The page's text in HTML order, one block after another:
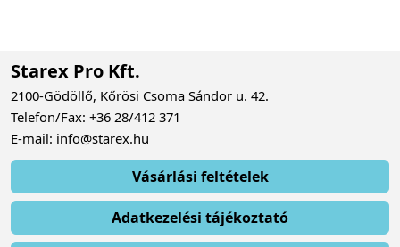
Starex Pro Kft.
2100-Gödöllő, Kőrösi Csoma Sándor u. 42.
Telefon/Fax: +36 28/412 371
E-mail: info@starex.hu
Vásárlási feltételek
Adatkezelési tájékoztató